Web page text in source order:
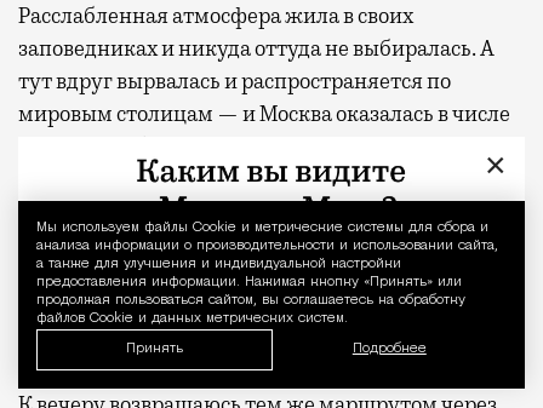
Уведомление
Мы используем файлы Сookie и метрические системы для сбора и
анализа информации о производительности и использовании сайта,
а также для улучшения и индивидуальной настройки
предоставления информации. Нажимая кнопку «Принять» или
продолжая пользоваться сайтом, вы соглашаетесь на обработку
файлов Cookie и данных метрических систем.
Принять Подробнее
Расслабленная атмосфера жила в своих
заповедниках и никуда оттуда не выбиралась. А
тут вдруг вырвалась и распространяется по
мировым столицам — и Москва оказалась в числе
лидеров. Добавьте сюда людей, у которых
размылись границы рабочего дня, а вместе с ними
рабочим Wi-Fi выглядит не курьезом, а точным
ответом на запрос.
Вместо чемодана
×